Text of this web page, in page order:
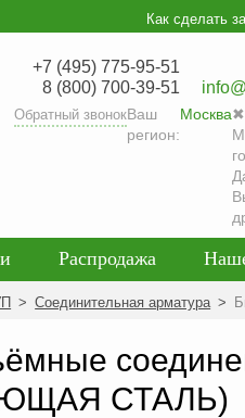
Как сделать
+7 (495) 775-95-51
8 (800) 700-39-51
Обратный звонокВаш
регион:
Москва✖
Распродажа
на обработку
персональных
> Соединительная арматура >
СТАЛЬ)